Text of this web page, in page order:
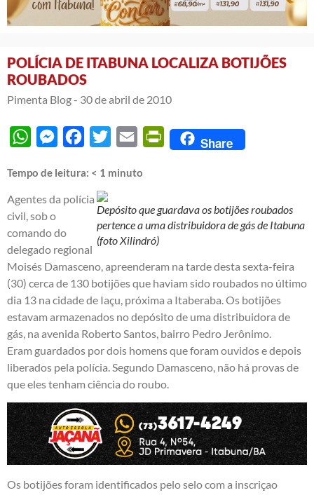
POLÍCIA DE ITABUNA LOCALIZA BOTIJÕES
ROUBADOS
Pimenta Blog - 30 de abril de 2010
WhatsAppMessengerFacebook
Twitter Email PrintFriendly
Share
Tempo de leitura: < 1 minuto
Depósito que guardava os botijões roubados
pertence a uma distribuidora de gás de Itabuna
(foto Xilindró)
Agentes da polícia
civil, sob o
comando do
delegado regional
Moisés Damasceno, apreenderam na tarde desta sexta-feira
(30) cerca de 130 botijões que haviam sido roubados no último
dia 13 na cidade de Iaçu, próxima a Itaberaba. Os botijões
estavam armazenados no depósito de uma distribuidora de
gás, na avenida Roberto Santos, bairro Pedro Jerônimo.
Eram guardados por dois homens que foram ouvidos e depois
liberados pela polícia. Segundo Damasceno, não há provas de
que eles tenham ciência do roubo.
Os botijões foram identificados pelo selo com a inscriçao